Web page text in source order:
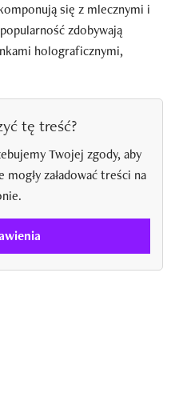
się z mlecznymi i
zdobywają
holograficznymi,
tę treść?
Twojej zgody, aby
załadować treści na